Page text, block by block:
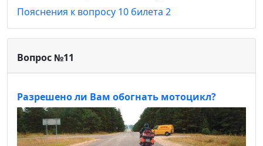
Пояснения к вопросу 10 билета 2
Вопрос №11
Разрешено ли Вам обогнать мотоцикл?